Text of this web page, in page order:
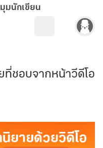
มุมนักเขียน
ที่ชอบจากหน้าวีดีโอ